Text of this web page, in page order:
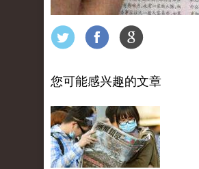
您可能感兴趣的文章